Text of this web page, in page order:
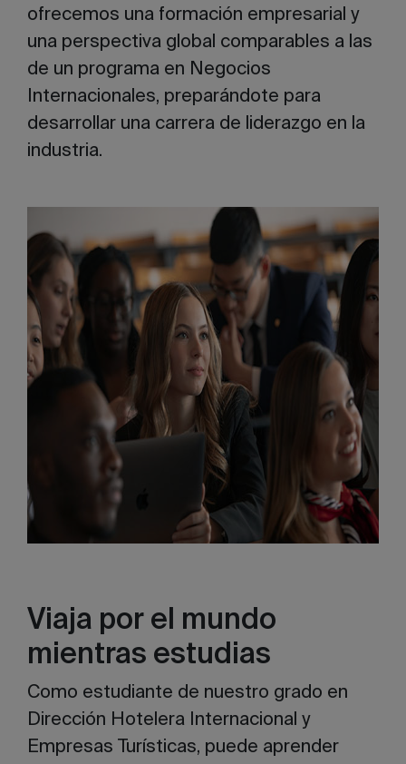
ofrecemos una formación empresarial y
una perspectiva global comparables a las
de un programa en Negocios
Internacionales, preparándote para
desarrollar una carrera de liderazgo en la
industria.
Viaja por el mundo
mientras estudias
Como estudiante de nuestro grado en
Dirección Hotelera Internacional y
Empresas Turísticas, puede aprender